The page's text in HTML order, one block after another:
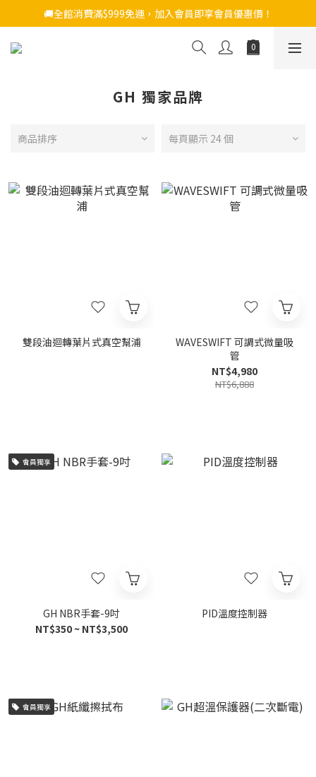
🚚全館消費滿$999免運，加入會員即享會員優惠價！
GH 獨家品牌
商品排序 每頁顯示 24 個
雙段油迴轉葉片式真空幫浦
WAVESWIFT 可調式微量吸
管
NT$4,980
NT$6,888
會員獨享
GH NBR手套-9吋
NT$350 ~ NT$3,500
PID溫度控制器
會員獨享